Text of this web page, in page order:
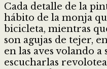
Cada detalle de la
hábito de la monja
bicicleta, mientras
son agujas de tejer,
en las aves volando
escucharlas